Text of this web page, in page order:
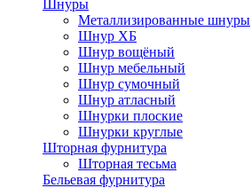
Шнуры
Металлизированные шнуры
Шнур ХБ
Шнур вощёный
Шнур мебельный
Шнур сумочный
Шнур атласный
Шнурки плоские
Шнурки круглые
Шторная фурнитура
Шторная тесьма
Бельевая фурнитура